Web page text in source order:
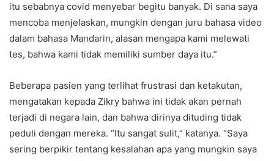
itu sebabnya covid menyebar begitu banyak. Di sana saya
mencoba menjelaskan, mungkin dengan juru bahasa video
dalam bahasa Mandarin, alasan mengapa kami melewati
tes, bahwa kami tidak memiliki sumber daya itu.”
Beberapa pasien yang terlihat frustrasi dan ketakutan,
mengatakan kepada Zikry bahwa ini tidak akan pernah
terjadi di negara lain, dan bahwa dirinya dituding tidak
peduli dengan mereka. “Itu sangat sulit,” katanya. “Saya
sering berpikir tentang kesalahan apa yang mungkin saya